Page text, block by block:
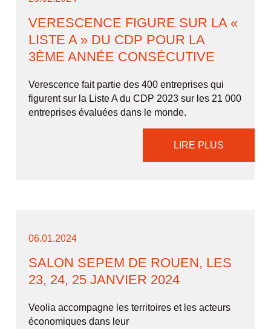
VERESCENCE FIGURE SUR LA «
LISTE A » DU CDP POUR LA
3ÈME ANNÉE CONSÉCUTIVE
Verescence fait partie des 400 entreprises qui
figurent sur la Liste A du CDP 2023 sur les 21 000
entreprises évaluées dans le monde.
LIRE PLUS
06.01.2024
SALON SEPEM DE ROUEN, LES
23, 24, 25 JANVIER 2024
Veolia accompagne les territoires et les acteurs
économiques dans leur